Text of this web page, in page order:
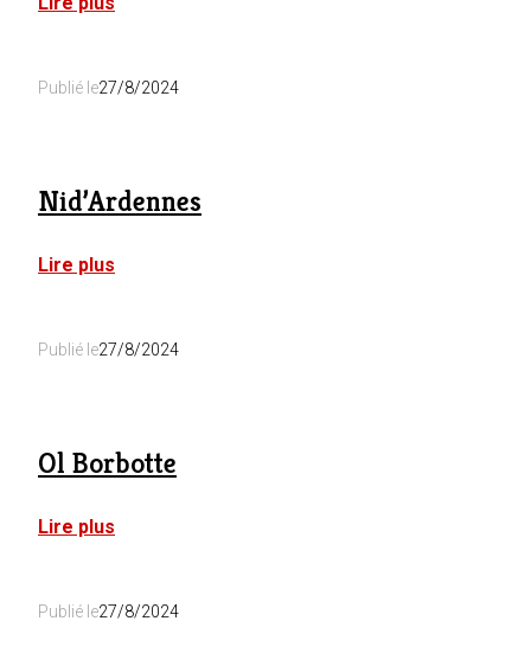
canard
Publié le27/8/2024
Nid’Ardennes
Lire plus
Publié le27/8/2024
Ol Borbotte
Lire plus
Publié le27/8/2024